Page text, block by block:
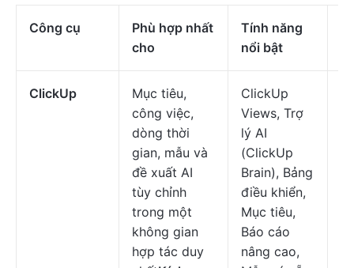
Công cụ
Phù hợp nhất
cho
Tính năng
nổi bật
ClickUp
Mục tiêu,
công việc,
dòng thời
gian, mẫu và
đề xuất AI
tùy chỉnh
trong một
không gian
hợp tác duy
ClickUp
Views, Trợ
lý AI
(ClickUp
Brain), Bảng
điều khiển,
Mục tiêu,
Báo cáo
nâng cao,